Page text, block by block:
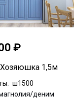
₽
Хозяюшка 1,5м
ш1500
деним